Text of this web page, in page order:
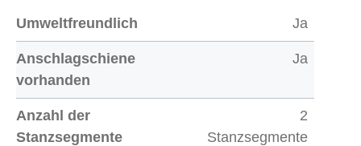
Umweltfreundlich Ja
Anschlagschiene
vorhanden
Ja
Anzahl der
Stanzsegmente
2
Stanzsegmente